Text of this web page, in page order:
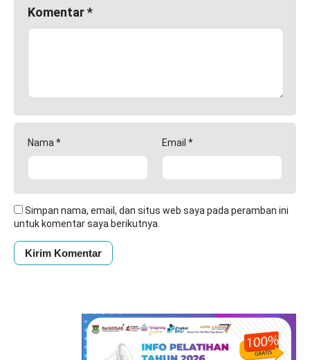
Komentar*
Nama * Email *
Simpan nama, email, dan situs web saya pada peramban ini
untuk komentar saya berikutnya.